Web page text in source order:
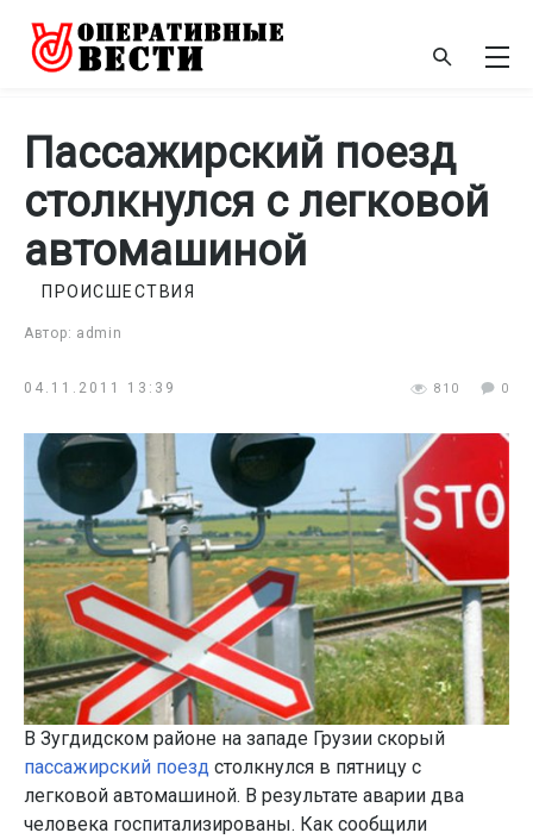
Пассажирский поезд
столкнулся с легковой
автомашиной
Автор: admin
ПРОИСШЕСТВИЯ
04.11.2011 13:39 810 0
В Зугдидском районе на западе Грузии скорый
пассажирский поезд столкнулся в пятницу с
легковой автомашиной. В результате аварии два
человека госпитализированы. Как сообщили